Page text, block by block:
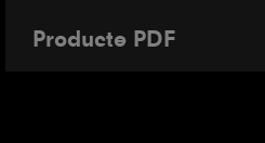
Producte PDF